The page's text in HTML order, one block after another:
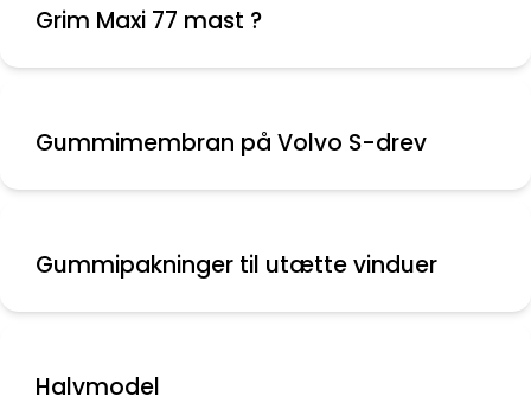
Grim Maxi 77 mast ?
Gummimembran på Volvo S-drev
Gummipakninger til utætte vinduer
Halvmodel